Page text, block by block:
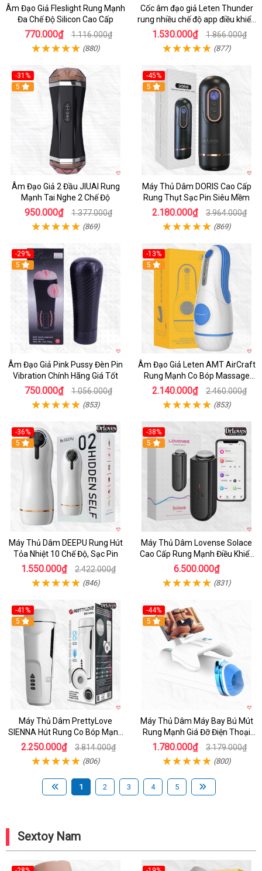
Âm Đạo Giả Fleslight Rung Mạnh
Đa Chế Độ Silicon Cao Cấp
770.000₫ 1.116.000₫
(880)
Cốc âm đạo giả Leten Thunder
rung nhiều chế độ app điều khiển
tiện lợi
1.530.000₫ 1.866.000₫
(877)
-31%
5
Âm Đạo Giả 2 Đầu JIUAI Rung
Mạnh Tai Nghe 2 Chế Độ
950.000₫ 1.377.000₫
(869)
-45%
Hot
5
Máy Thủ Dâm DORIS Cao Cấp
Rung Thụt Sạc Pin Siêu Mềm
2.180.000₫ 3.964.000₫
(869)
-29%
5
Âm Đạo Giả Pink Pussy Đèn Pin
Vibration Chính Hãng Giá Tốt
750.000₫ 1.056.000₫
(853)
-13%
5
Âm Đạo Giả Leten AMT AirCraft
Rung Mạnh Co Bóp Massage
Êm Ái
2.140.000₫ 2.460.000₫
(853)
-36%
Hot
5
Máy Thủ Dâm DEEPU Rung Hút
Tỏa Nhiệt 10 Chế Độ, Sạc Pin
1.550.000₫ 2.422.000₫
(846)
-38%
Hot
5
Máy Thủ Dâm Lovense Solace
Cao Cấp Rung Mạnh Điều Khiển
App
6.500.000₫
(831)
-41%
Hot
5
Máy Thủ Dâm PrettyLove
SIENNA Hút Rung Co Bóp Mạnh
Mẽ Nam
2.250.000₫ 3.814.000₫
(806)
-44%
Hot
5
Máy Thủ Dâm Máy Bay Bú Mút
Rung Mạnh Giá Đỡ Điện Thoại
Chính Hãng
1.780.000₫ 3.179.000₫
(800)
1 2 3 4 5
Sextoy Nam